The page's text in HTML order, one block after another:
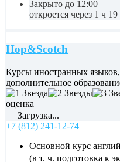
Закрыто до 12:00
откроется через 1 ч
Hop&Scotch
Курсы иностранных
дополнительное
оценка
Загрузка...
+7 (812) 241-12-74
Основной курс
(в т. ч. подготовка к